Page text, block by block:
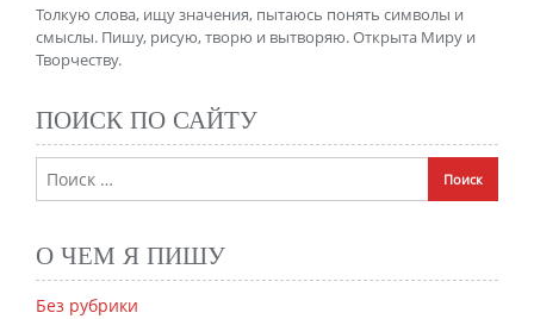
Толкую слова, ищу значения, пытаюсь понять символы и
смыслы. Пишу, рисую, творю и вытворяю. Открыта Миру и
Творчеству.
ПОИСК ПО САЙТУ
О ЧЕМ Я ПИШУ
Без рубрики